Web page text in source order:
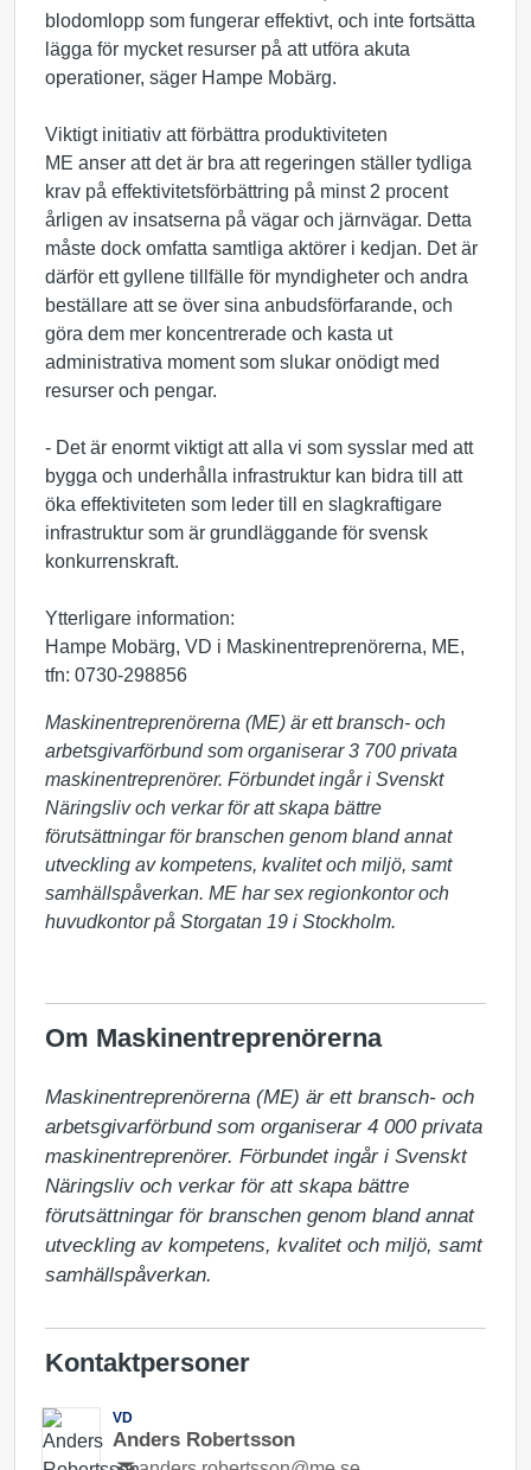
blodomlopp som fungerar effektivt, och inte fortsätta
lägga för mycket resurser på att utföra akuta
operationer, säger Hampe Mobärg.
Viktigt initiativ att förbättra produktiviteten
ME anser att det är bra att regeringen ställer tydliga
krav på effektivitetsförbättring på minst 2 procent
årligen av insatserna på vägar och järnvägar. Detta
måste dock omfatta samtliga aktörer i kedjan. Det är
därför ett gyllene tillfälle för myndigheter och andra
beställare att se över sina anbudsförfarande, och
göra dem mer koncentrerade och kasta ut
administrativa moment som slukar onödigt med
resurser och pengar.
- Det är enormt viktigt att alla vi som sysslar med att
bygga och underhålla infrastruktur kan bidra till att
öka effektiviteten som leder till en slagkraftigare
infrastruktur som är grundläggande för svensk
konkurrenskraft.
Ytterligare information:
Hampe Mobärg, VD i Maskinentreprenörerna, ME,
tfn: 0730-298856
Maskinentreprenörerna (ME) är ett bransch- och
arbetsgivarförbund som organiserar 3 700 privata
maskinentreprenörer. Förbundet ingår i Svenskt
Näringsliv och verkar för att skapa bättre
förutsättningar för branschen genom bland annat
utveckling av kompetens, kvalitet och miljö, samt
samhällspåverkan. ME har sex regionkontor och
huvudkontor på Storgatan 19 i Stockholm.
Om Maskinentreprenörerna
Maskinentreprenörerna (ME) är ett bransch- och
arbetsgivarförbund som organiserar 4 000 privata
maskinentreprenörer. Förbundet ingår i Svenskt
Näringsliv och verkar för att skapa bättre
förutsättningar för branschen genom bland annat
utveckling av kompetens, kvalitet och miljö, samt
samhällspåverkan.
Kontaktpersoner
VD
Anders Robertsson